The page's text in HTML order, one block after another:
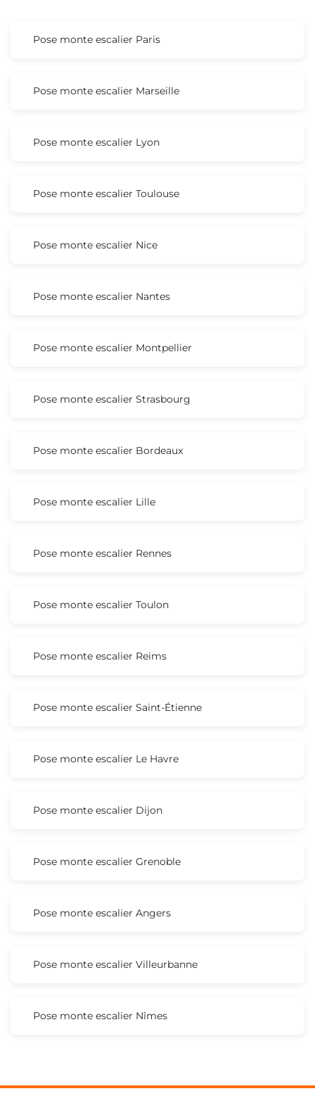
Pose monte escalier Paris
Pose monte escalier Marseille
Pose monte escalier Lyon
Pose monte escalier Toulouse
Pose monte escalier Nice
Pose monte escalier Nantes
Pose monte escalier Montpellier
Pose monte escalier Strasbourg
Pose monte escalier Bordeaux
Pose monte escalier Lille
Pose monte escalier Rennes
Pose monte escalier Toulon
Pose monte escalier Reims
Pose monte escalier Saint-Étienne
Pose monte escalier Le Havre
Pose monte escalier Dijon
Pose monte escalier Grenoble
Pose monte escalier Angers
Pose monte escalier Villeurbanne
Pose monte escalier Nîmes